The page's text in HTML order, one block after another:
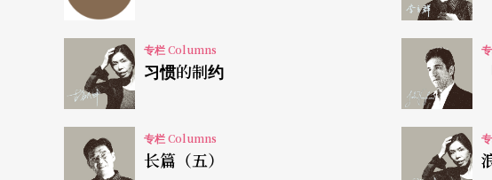
惧，如何带领观众踏入黑暗。
由声音系统看剧本，也有许多值得深思的问题。中文系统和
者像节奏，中文二声变四声就是不同字，意义当然不同，同
难呈现，因此传统戏曲极忌讳倒字（声音和意义系统打架）
行歌更不用说。另外，在写实主义出现前，东西方戏剧史的
专栏 Columns
习惯的制约
专栏 Columns
长篇（五）